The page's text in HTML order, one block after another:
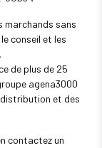
marchands sans
conseil et les
de plus de 25
agena3000
distribution et des
contactez un